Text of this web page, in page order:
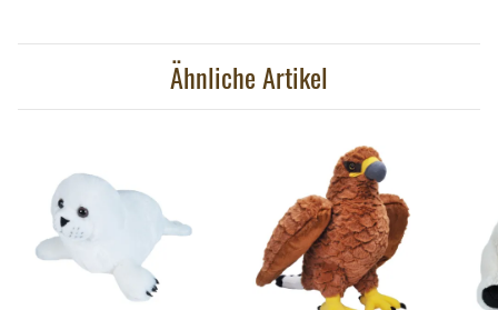
Ähnliche Artikel